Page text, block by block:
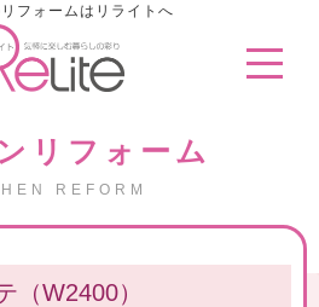
フォームはリライトへ
リフォーム
REFORM
W2400）